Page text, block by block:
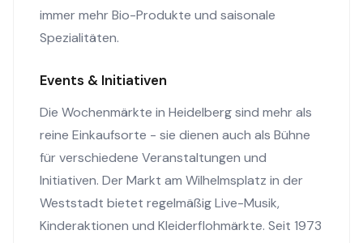
immer mehr Bio-Produkte und saisonale
Spezialitäten.
Events & Initiativen
Die Wochenmärkte in Heidelberg sind mehr als
reine Einkaufsorte - sie dienen auch als Bühne
für verschiedene Veranstaltungen und
Initiativen. Der Markt am Wilhelmsplatz in der
Weststadt bietet regelmäßig Live-Musik,
Kinderaktionen und Kleiderflohmärkte. Seit 1973